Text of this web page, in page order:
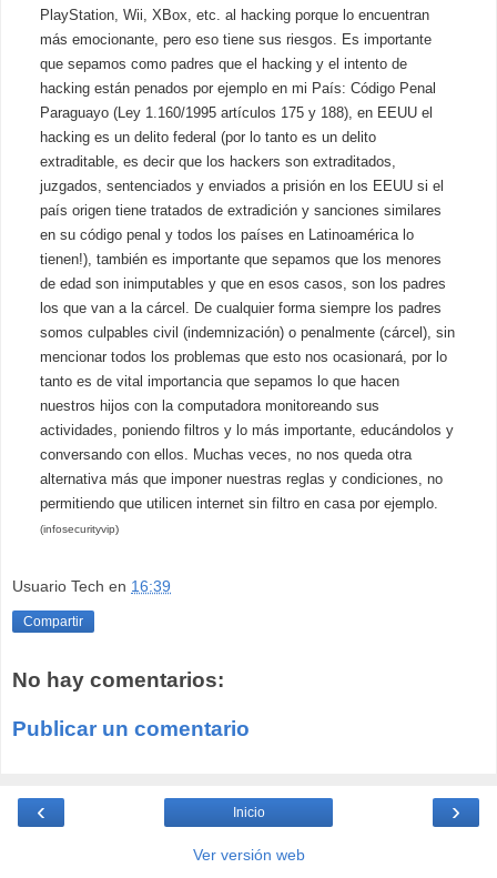
PlayStation, Wii, XBox, etc. al hacking porque lo encuentran
más emocionante, pero eso tiene sus riesgos. Es importante
que sepamos como padres que el hacking y el intento de
hacking están penados por ejemplo en mi País: Código Penal
Paraguayo (Ley 1.160/1995 artículos 175 y 188), en EEUU el
hacking es un delito federal (por lo tanto es un delito
extraditable, es decir que los hackers son extraditados,
juzgados, sentenciados y enviados a prisión en los EEUU si el
país origen tiene tratados de extradición y sanciones similares
en su código penal y todos los países en Latinoamérica lo
tienen!), también es importante que sepamos que los menores
de edad son inimputables y que en esos casos, son los padres
los que van a la cárcel. De cualquier forma siempre los padres
somos culpables civil (indemnización) o penalmente (cárcel), sin
mencionar todos los problemas que esto nos ocasionará, por lo
tanto es de vital importancia que sepamos lo que hacen
nuestros hijos con la computadora monitoreando sus
actividades, poniendo filtros y lo más importante, educándolos y
conversando con ellos. Muchas veces, no nos queda otra
alternativa más que imponer nuestras reglas y condiciones, no
permitiendo que utilicen internet sin filtro en casa por ejemplo.
(infosecurityvip)
Usuario Tech en 16:39
Compartir
No hay comentarios:
Publicar un comentario
‹ ›
Inicio
Ver versión web